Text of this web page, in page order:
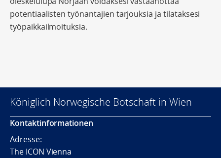
potentiaalisten työnantajien tarjouksia ja tilataksesi
työpaikkailmoituksia.
Königlich Norwegische Botschaft in Wien
Kontaktinformationen
Adresse:
The ICON Vienna